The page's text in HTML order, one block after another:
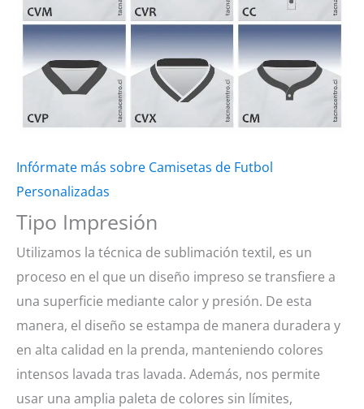
Infórmate más sobre Camisetas de Futbol
Personalizadas
Tipo Impresión
Utilizamos la técnica de sublimación textil, es un
proceso en el que un diseño impreso se transfiere a
una superficie mediante calor y presión. De esta
manera, el diseño se estampa de manera duradera y
en alta calidad en la prenda, manteniendo colores
intensos lavada tras lavada. Además, nos permite
usar una amplia paleta de colores sin límites,